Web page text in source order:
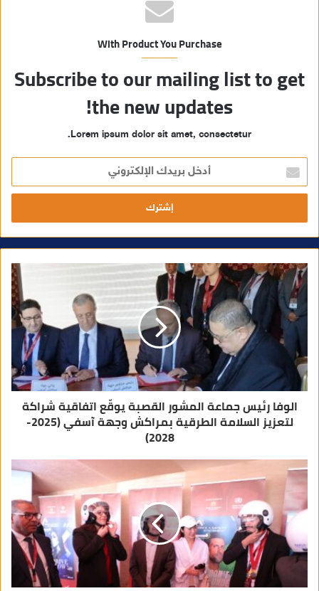
With Product You Purchase
Subscribe to our mailing list to get
the new updates!
Lorem ipsum dolor sit amet, consectetur.
خ
ل
ر
ا
ن
ي
الوفا رئيس جماعة المشور القصبة يوقّع اتفاقية شراكة
لتعزيز السلامة الطرقية بمراكش وجهة آسفي (2025-
2028)